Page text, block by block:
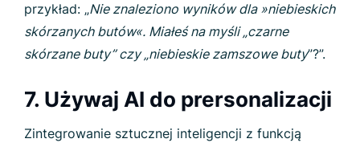
przykład: „Nie znaleziono wyników dla »niebieskich
skórzanych butów«. Miałeś na myśli „czarne
skórzane buty” czy „niebieskie zamszowe buty”?”.
7. Używaj AI do prersonalizacji
Zintegrowanie sztucznej inteligencji z funkcją